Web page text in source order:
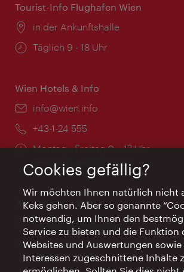
Tourist-Info Flughafen Wien
Ort:
in der Ankunftshalle
Öffnungszeiten:
Täglich 9 - 18 Uhr
Wien Hotels & Info
Email:
info@wien.info
Telefon:
+43-1-24 555
Öffnungszeiten:
Montag - Freitag 9 – 17 Uhr
Feiertags geschlossen
AI Concierge Wien
Ort:
concierge.wien.info
Öffnungszeiten:
Informationen rund um die Uhr
Cookies gefällig?
Wir möchten Ihnen natürlich nicht
Keks gehen. Aber so genannte
notwendig, um Ihnen den
Service zu bieten und die Funktion
Websites und Auswertungen
Interessen zugeschnittene Inhalte